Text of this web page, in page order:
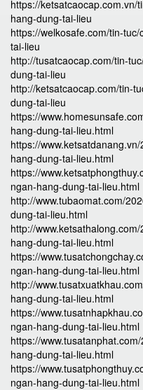
https://
hang-dung-tai-lieu
https://welkosafe.com/tin-
tai-lieu
http://tusatcaocap.com/tin-
dung-tai-lieu
http://ketsatcaocap.com/tin-
dung-tai-lieu
https://
hang-dung-tai-lieu.html
https://
hang-dung-tai-lieu.html
https://
ngan-hang-dung-tai-lieu.html
http://www.tubaomat.com/
dung-tai-lieu.html
http://
hang-dung-tai-lieu.html
https://
ngan-hang-dung-tai-lieu.html
http://
hang-dung-tai-lieu.html
https://
ngan-hang-dung-tai-lieu.html
https://
hang-dung-tai-lieu.html
https://
ngan-hang-dung-tai-lieu.html